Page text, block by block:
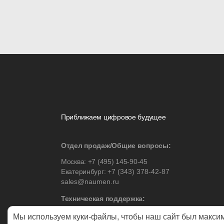
Приближаем цифровое будущее
Отдел продаж/Общие вопросы:
Москва: +7 (495) 145-90-45
Екатеринбург:+7 (343) 378-42-87
sales@naumen.ru
Техническая поддержка:
Москва:+7 (495) 542-17-53
Мы используем куки-файлы, чтобы наш сайт был